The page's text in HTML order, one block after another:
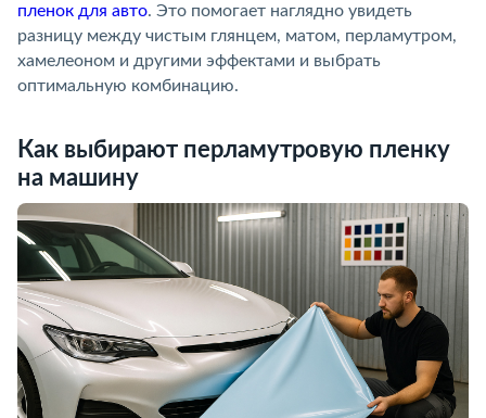
пленок для авто. Это помогает наглядно увидеть
разницу между чистым глянцем, матом, перламутром,
хамелеоном и другими эффектами и выбрать
оптимальную комбинацию.
Как выбирают перламутровую пленку
на машину